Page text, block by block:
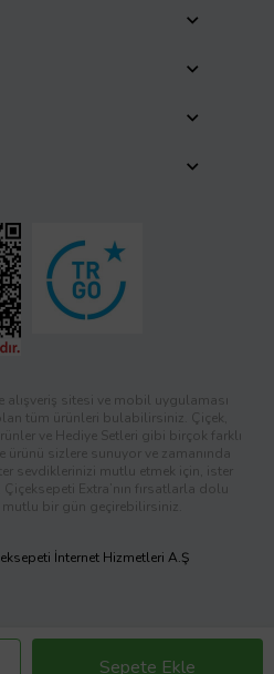
Sepete Ekle
alışveriş sitesi ve mobil uygulaması
tüm ürünleri bulabilirsiniz. Çiçek,
ve Hediye Setleri gibi birçok farklı
ürünü sizlere sunuyor ve zamanında
sevdiklerinizi mutlu etmek için, ister
Extra’nın fırsatlarla dolu
mutlu bir gün geçirebilirsiniz.
İnternet Hizmetleri A.Ş